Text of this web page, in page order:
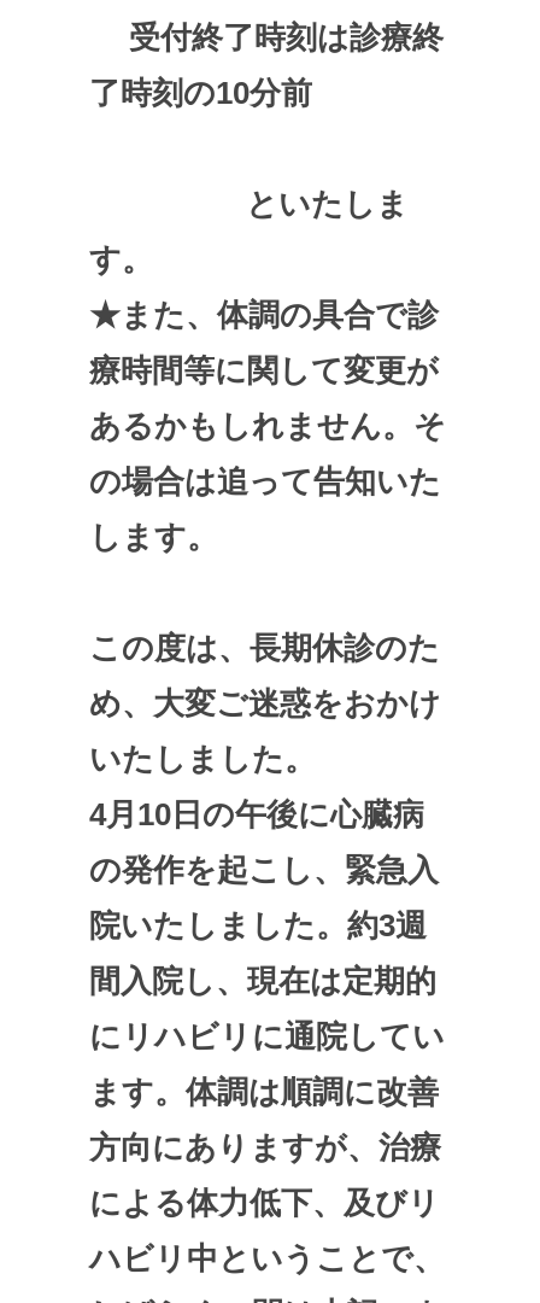
受付終了時刻は診療終
了時刻の10分前
といたしま
す。
★また、体調の具合で診
療時間等に関して変更が
あるかもしれません。そ
の場合は追って告知いた
します。
この度は、長期休診のた
め、大変ご迷惑をおかけ
いたしました。
4月10日の午後に心臓病
の発作を起こし、緊急入
院いたしました。約3週
間入院し、現在は定期的
にリハビリに通院してい
ます。体調は順調に改善
方向にありますが、治療
による体力低下、及びリ
ハビリ中ということで、